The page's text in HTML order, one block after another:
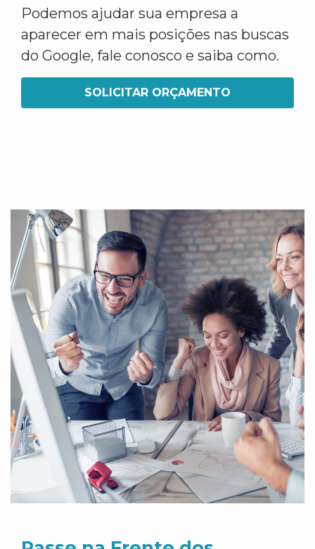
Podemos ajudar sua empresa a
aparecer em mais posições nas buscas
do Google, fale conosco e saiba como.
SOLICITAR ORÇAMENTO